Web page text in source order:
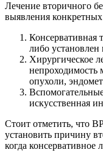
Лечение вторичного
выявления
Консервативная
либо
Хирургическое
непроходимость
опухоли,
искусственная
Стоит отметить, что
установить причину
когда консервативное